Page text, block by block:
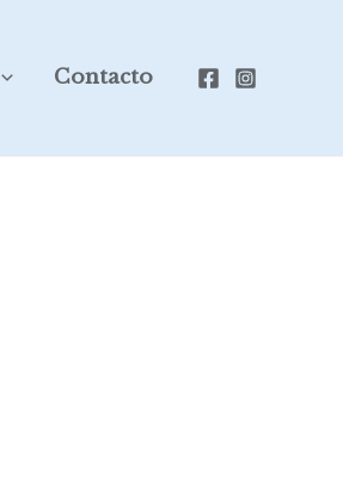
Contacto